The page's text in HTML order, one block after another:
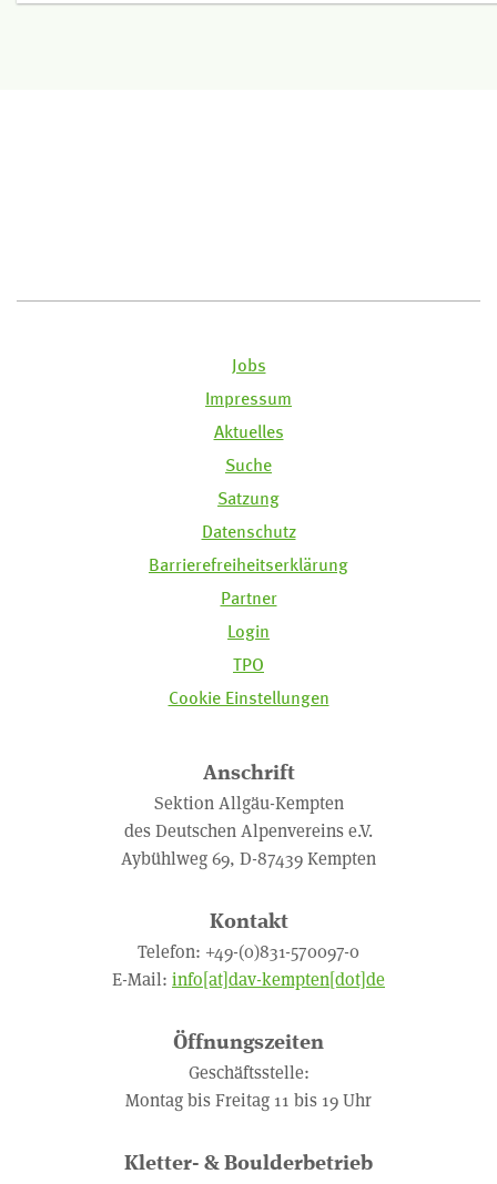
Jobs
Impressum
Aktuelles
Suche
Satzung
Datenschutz
Barrierefreiheitserklärung
Partner
Login
TPO
Cookie Einstellungen
Anschrift
Sektion Allgäu-Kempten
des Deutschen Alpenvereins e.V.
Aybühlweg 69, D-87439 Kempten
Kontakt
Telefon: +49-(0)831-570097-0
E-Mail: info[at]dav-kempten[dot]de
Öffnungszeiten
Geschäftsstelle:
Montag bis Freitag 11 bis 19 Uhr
Kletter- & Boulderbetrieb